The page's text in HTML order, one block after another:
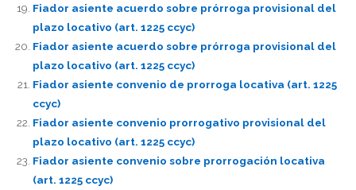
Fiador asiente acuerdo sobre prórroga provisional del
plazo locativo (art. 1225 ccyc)
Fiador asiente acuerdo sobre prórroga provisional del
plazo locativo (art. 1225 ccyc)
Fiador asiente convenio de prorroga locativa (art. 1225
ccyc)
Fiador asiente convenio prorrogativo provisional del
plazo locativo (art. 1225 ccyc)
Fiador asiente convenio sobre prorrogación locativa
(art. 1225 ccyc)